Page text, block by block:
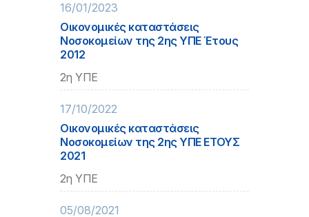
16/01/2023
Οικονομικές καταστάσεις
Νοσοκομείων της 2ης ΥΠΕ Έτους
2012
2η ΥΠΕ
17/10/2022
Οικονομικές καταστάσεις
Νοσοκομείων της 2ης ΥΠΕ ΕΤΟΥΣ
2021
2η ΥΠΕ
05/08/2021